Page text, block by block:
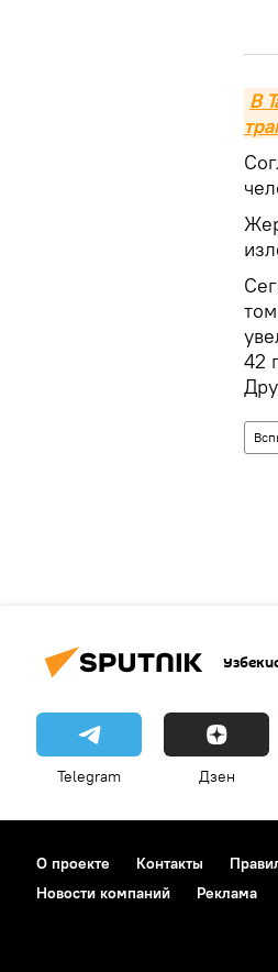
В
42
Telegram Дзен
О проекте Контакты
Новости компаний
Реклама